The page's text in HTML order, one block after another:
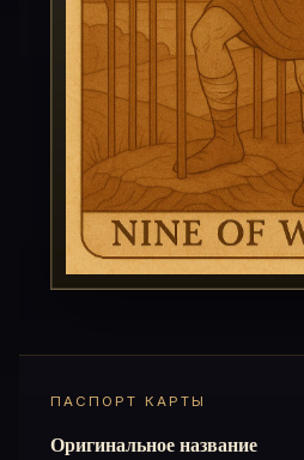
ПАСПОРТ КАРТЫ
Оригинальное название